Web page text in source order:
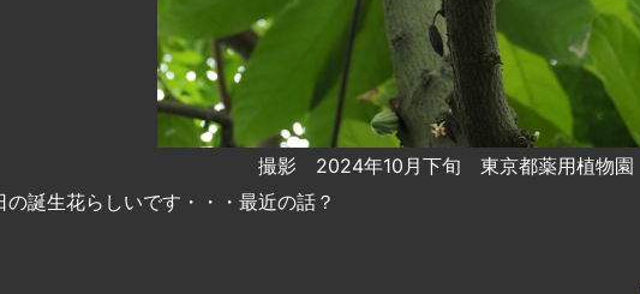
撮影 2024年10月下旬 東京都薬用植物園
の誕生花らしいです・・・最近の話？